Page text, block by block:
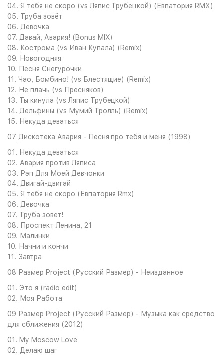
04. Я тебя не скоро (vs Ляпис Трубецкой) (Евпатория RMX)
05. Труба зовёт
06. Девочка
07. Давай, Авария! (Bonus MIX)
08. Кострома (vs Иван Купала) (Remix)
09. Новогодняя
10. Песня Снегурочки
11. Чао, Бомбино! (vs Блестящие) (Remix)
12. Не плачь (vs Пресняков)
13. Ты кинула (vs Ляпис Трубецкой)
14. Дельфины (vs Мумий Тролль) (Remix)
15. Некуда деваться
07 Дискотека Авария - Песня про тебя и меня (1998)
01. Некуда деваться
02. Авария против Ляписа
03. Рэп Для Моей Девчонки
04. Двигай-двигай
05. Я тебя не скоро (Евпатория Rmx)
06. Девочка
07. Труба зовет!
08. Проспект Ленина, 21
09. Малинки
10. Начни и кончи
11. Завтра
08 Размер Project (Русский Размер) - Неизданное
01. Это я (radio edit)
02. Моя Работа
09 Размер Project (Русский Размер) - Музыка как средство
для сближения (2012)
01. My Moscow Love
02. Делаю шаг